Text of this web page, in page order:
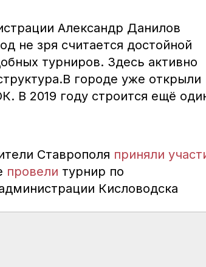
Александр Данилов
не зря считается достойной
турниров. Здесь активно
городе уже открыли
В 2019 году строится ещё
Ставрополя приняли
провели турнир по
Кисловодска